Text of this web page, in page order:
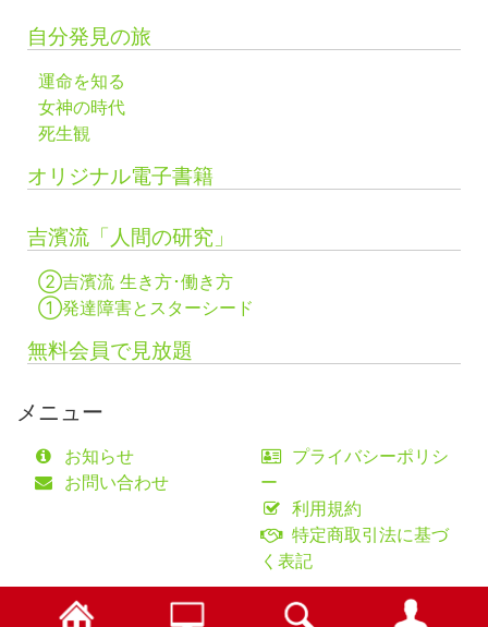
自分発見の旅
運命を知る
女神の時代
死生観
オリジナル電子書籍
吉濱流「人間の研究」
②吉濱流 生き方･働き方
①発達障害とスターシード
無料会員で見放題
メニュー
お知らせ
お問い合わせ
プライバシーポリシ
ー
利用規約
特定商取引法に基づ
く表記
©fifty-one collaborations Co.,Ltd.